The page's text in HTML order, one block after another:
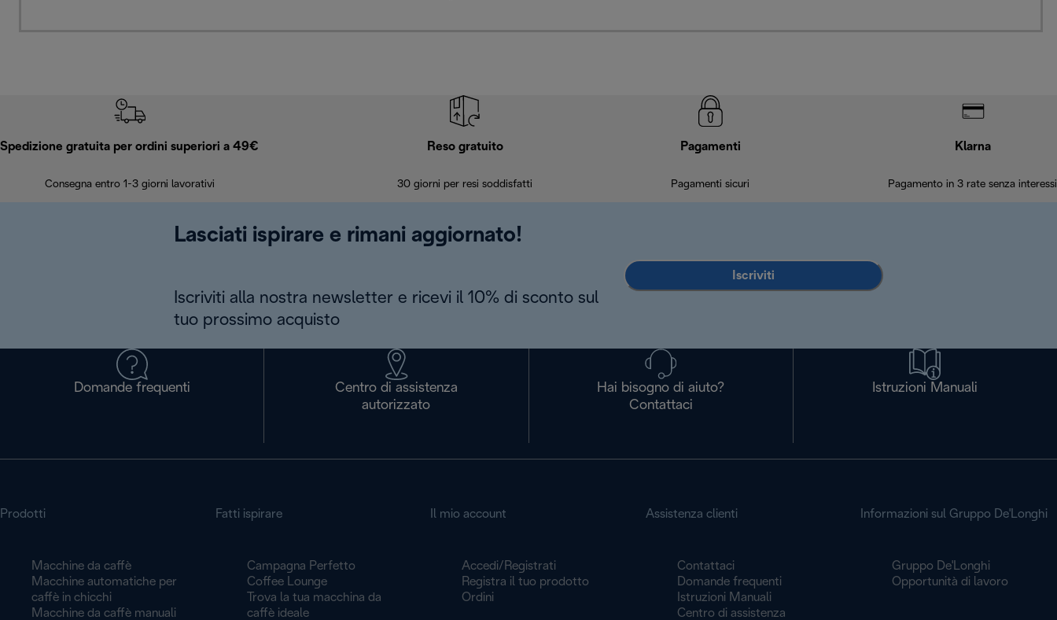
Spedizione gratuita per ordini superiori a 49€
Consegna entro 1-3 giorni lavorativi
Reso gratuito
30 giorni per resi soddisfatti
Pagamenti
Pagamenti sicuri
Klarna
Pagamento in 3 rate senza interessi
Lasciati ispirare e rimani aggiornato!
Iscriviti alla nostra newsletter e ricevi il 10% di sconto sul
tuo prossimo acquisto
Iscriviti
Domande frequenti
Centro di assistenza
autorizzato
Hai bisogno di aiuto?
Contattaci
Istruzioni Manuali
Prodotti
Macchine da caffè
Macchine automatiche per
caffè in chicchi
Macchine da caffè manuali
Fatti ispirare
Campagna Perfetto
Coffee Lounge
Trova la tua macchina da
caffè ideale
Il mio account
Accedi/Registrati
Registra il tuo prodotto
Ordini
Assistenza clienti
Contattaci
Domande frequenti
Istruzioni Manuali
Centro di assistenza
Informazioni sul Gruppo De'Longhi
Gruppo De'Longhi
Opportunità di lavoro